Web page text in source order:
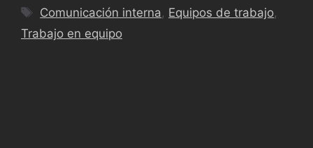
Comunicación interna, Equipos de trabajo,
Trabajo en equipo